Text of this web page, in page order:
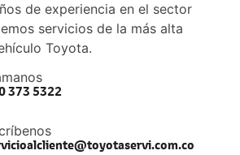
de experiencia en el sector
servicios de la más alta
Toyota.
373 5322